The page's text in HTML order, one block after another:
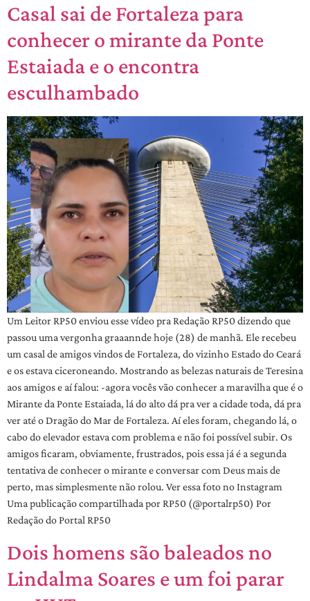
Casal sai de Fortaleza para
conhecer o mirante da Ponte
Estaiada e o encontra
esculhambado
Um Leitor RP50 enviou esse vídeo pra Redação RP50 dizendo que
passou uma vergonha graaannde hoje (28) de manhã. Ele recebeu
um casal de amigos vindos de Fortaleza, do vizinho Estado do Ceará
e os estava ciceroneando. Mostrando as belezas naturais de Teresina
aos amigos e aí falou: -agora vocês vão conhecer a maravilha que é o
Mirante da Ponte Estaiada, lá do alto dá pra ver a cidade toda, dá pra
ver até o Dragão do Mar de Fortaleza. Aí eles foram, chegando lá, o
cabo do elevador estava com problema e não foi possível subir. Os
amigos ficaram, obviamente, frustrados, pois essa já é a segunda
tentativa de conhecer o mirante e conversar com Deus mais de
perto, mas simplesmente não rolou. Ver essa foto no Instagram
Uma publicação compartilhada por RP50 (@portalrp50) Por
Redação do Portal RP50
Dois homens são baleados no
Lindalma Soares e um foi parar